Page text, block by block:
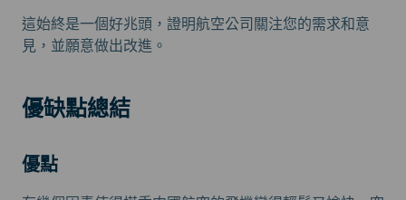
這始終是一個好兆頭，證明航空公司關注您的需求和意
見，並願意做出改進。
優缺點總結
優點